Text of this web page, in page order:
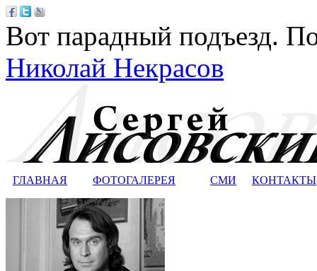
Вот парадный подъезд.
Николай Некрасов
ГЛАВНАЯ ФОТОГАЛЕРЕЯ СМИ КОНТАКТЫ